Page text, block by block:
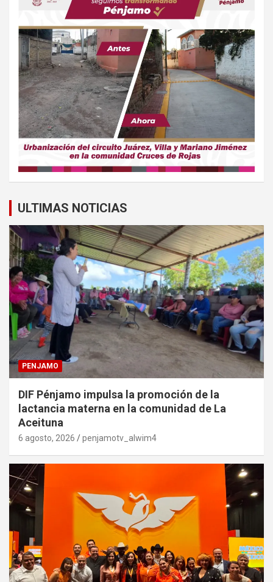
ULTIMAS NOTICIAS
PENJAMO
DIF Pénjamo impulsa la promoción de la
lactancia materna en la comunidad de La
Aceituna
6 agosto, 2026 penjamotv_alwim4